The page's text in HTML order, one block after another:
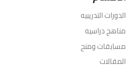
الدورات التدريبيه
مناهج دراسيه
مسابقات ومنح
المقالات